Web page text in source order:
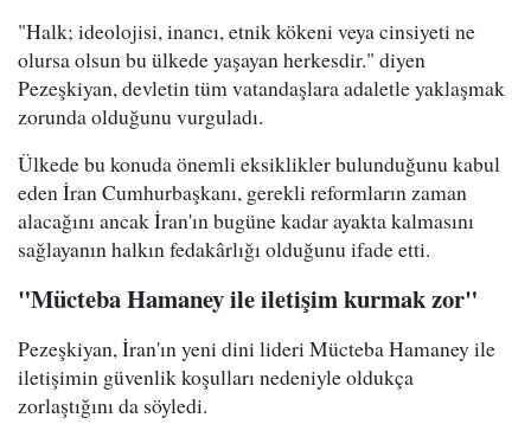
"Halk; ideolojisi, inancı, etnik kökeni veya cinsiyeti ne
olursa olsun bu ülkede yaşayan herkesdir." diyen
Pezeşkiyan, devletin tüm vatandaşlara adaletle yaklaşmak
zorunda olduğunu vurguladı.
Ülkede bu konuda önemli eksiklikler bulunduğunu kabul
eden İran Cumhurbaşkanı, gerekli reformların zaman
alacağını ancak İran'ın bugüne kadar ayakta kalmasını
sağlayanın halkın fedakârlığı olduğunu ifade etti.
"Mücteba Hamaney ile iletişim kurmak zor"
Pezeşkiyan, İran'ın yeni dini lideri Mücteba Hamaney ile
iletişimin güvenlik koşulları nedeniyle oldukça
zorlaştığını da söyledi.